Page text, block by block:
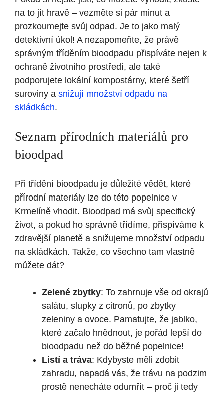
na to jít hravě – vezměte si pár minut a
prozkoumejte svůj odpad. Je to jako malý
detektivní úkol! A nezapomeňte, že právě
správným tříděním bioodpadu přispíváte nejen k
ochraně životního prostředí, ale také
podporujete lokální kompostárny, které šetří
suroviny a snižují množství odpadu na
skládkách.
Seznam přírodních materiálů pro
bioodpad
Při třídění bioodpadu je důležité vědět, které
přírodní materiály lze do této popelnice v
Krmelíně vhodit. Bioodpad má svůj specifický
život, a pokud ho správně třídíme, přispíváme k
zdravější planetě a snižujeme množství odpadu
na skládkách. Takže, co všechno tam vlastně
můžete dát?
Zelené zbytky: To zahrnuje vše od okrajů
salátu, slupky z citronů, po zbytky
zeleniny a ovoce. Pamatujte, že jablko,
které začalo hnědnout, je pořád lepší do
bioodpadu než do běžné popelnice!
Listí a tráva: Kdybyste měli zdobit
zahradu, napadá vás, že trávu na podzim
prostě nenecháte odumřít – proč ji tedy